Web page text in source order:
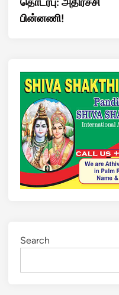
பின்னணி!
Search